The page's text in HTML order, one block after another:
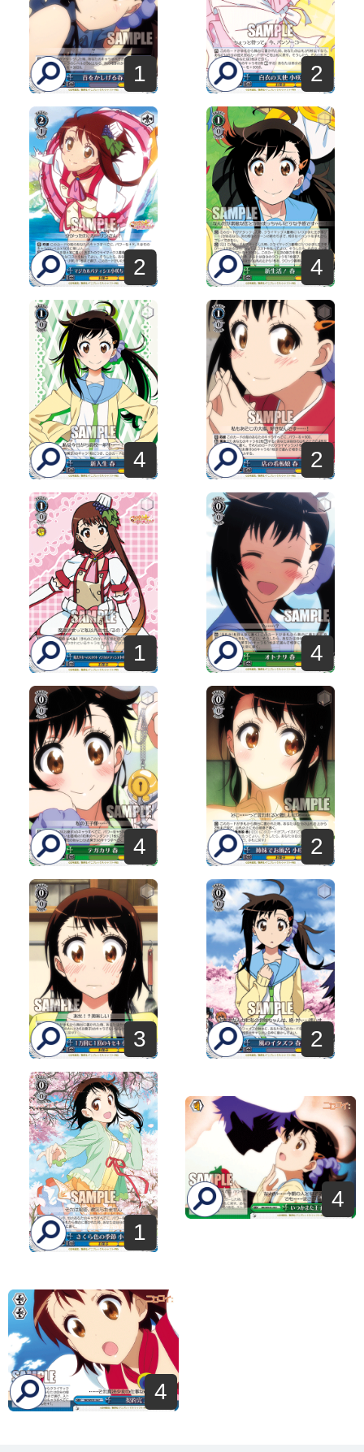
1 2
2 4
4 2
1 4
4 2
3 2
1
4
4